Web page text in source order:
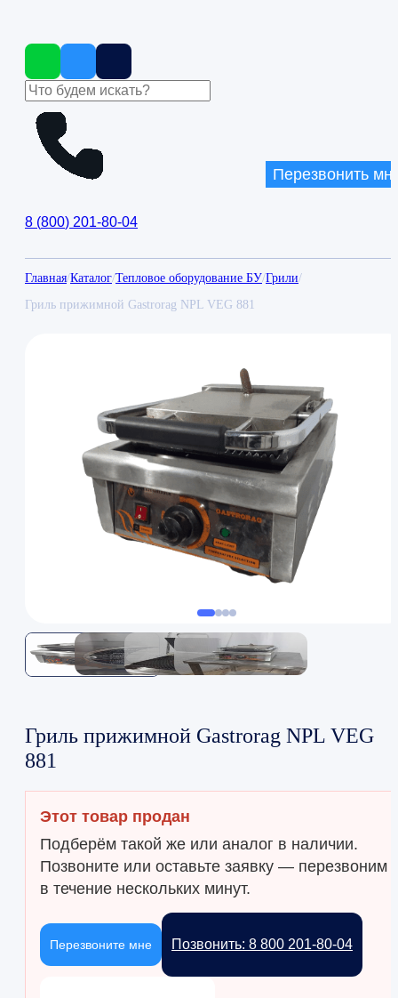
8 (800) 201-80-04
Перезвонить
Главная/Каталог/Тепловое оборудование БУ/Грили/
Гриль прижимной Gastrorag NPL VEG 881
Гриль прижимной Gastrorag NPL VEG
881
Этот товар продан
Подберём такой же или аналог в наличии.
Позвоните или оставьте заявку — перезвоним
в течение нескольких минут.
Позвонить: 8 800 201-80-04
Перезвоните мне